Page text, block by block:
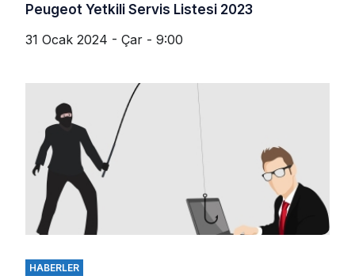
Peugeot Yetkili Servis Listesi 2023
31 Ocak 2024 - Çar - 9:00
HABERLER